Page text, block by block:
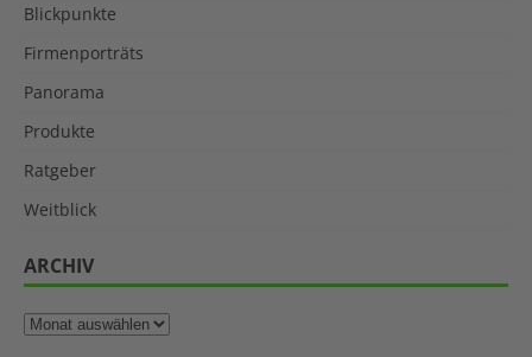
Blickpunkte
Firmenporträts
Panorama
Produkte
Ratgeber
Weitblick
ARCHIV